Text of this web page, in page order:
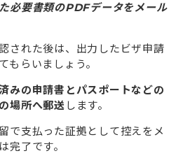
必要書類のPDFデータをメール
された後は、出力したビザ申請
もらいましょう。
みの申請書とパスポートなどの
場所へ郵送 します。
で支払った証拠として控えをメ
完了です。